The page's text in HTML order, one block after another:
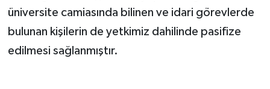
üniversite camiasında bilinen ve idari görevlerde
bulunan kişilerin de yetkimiz dahilinde pasifize
edilmesi sağlanmıştır.